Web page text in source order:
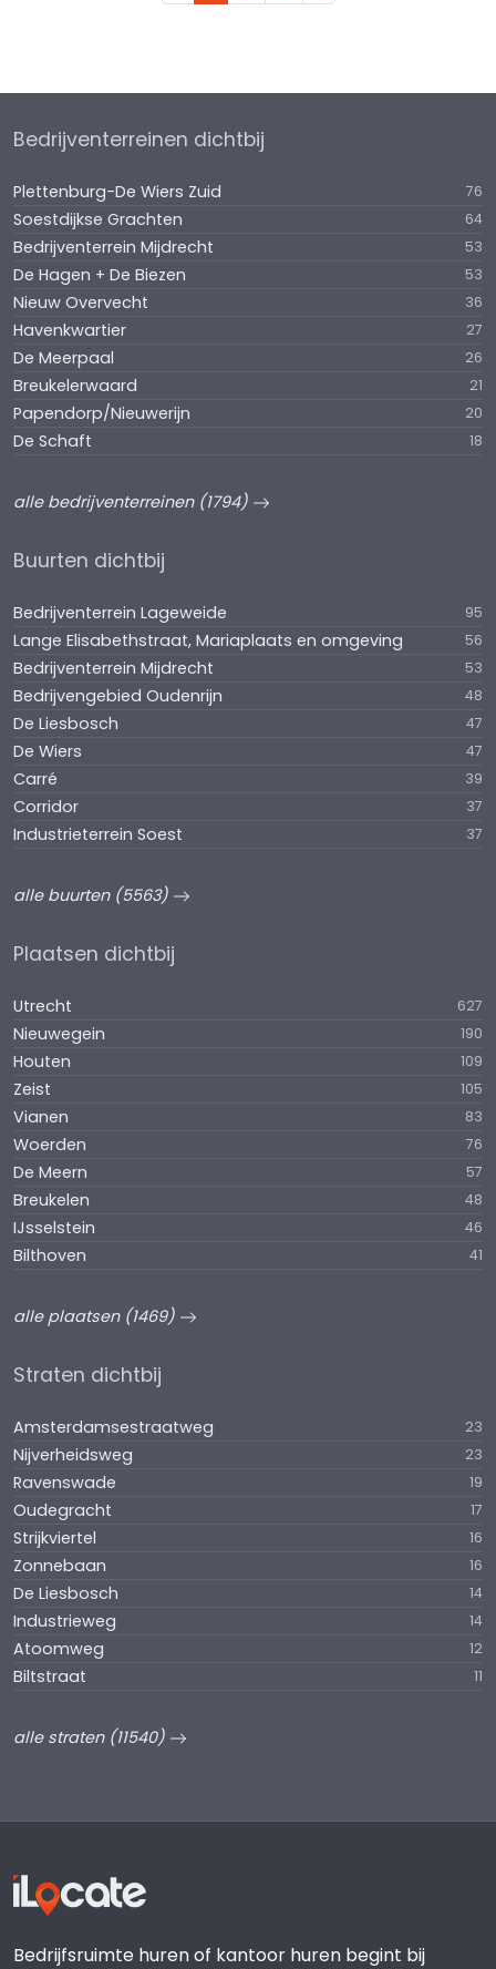
Bedrijventerreinen dichtbij
Plettenburg-De Wiers Zuid 76
Soestdijkse Grachten 64
Bedrijventerrein Mijdrecht 53
De Hagen + De Biezen 53
Nieuw Overvecht 36
Havenkwartier 27
De Meerpaal 26
Breukelerwaard 21
Papendorp/Nieuwerijn 20
De Schaft 18
alle bedrijventerreinen (1794)
Buurten dichtbij
Bedrijventerrein Lageweide 95
Lange Elisabethstraat, Mariaplaats en omgeving 56
Bedrijventerrein Mijdrecht 53
Bedrijvengebied Oudenrijn 48
De Liesbosch 47
De Wiers 47
Carré 39
Corridor 37
Industrieterrein Soest 37
alle buurten (5563)
Plaatsen dichtbij
Utrecht 627
Nieuwegein 190
Houten 109
Zeist 105
Vianen 83
Woerden 76
De Meern 57
Breukelen 48
IJsselstein 46
Bilthoven 41
alle plaatsen (1469)
Straten dichtbij
Amsterdamsestraatweg 23
Nijverheidsweg 23
Ravenswade 19
Oudegracht 17
Strijkviertel 16
Zonnebaan 16
De Liesbosch 14
Industrieweg 14
Atoomweg 12
Biltstraat 11
alle straten (11540)
Bedrijfsruimte huren of kantoor huren begint bij